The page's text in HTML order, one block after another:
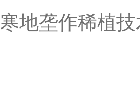
寒地垄作稀植技